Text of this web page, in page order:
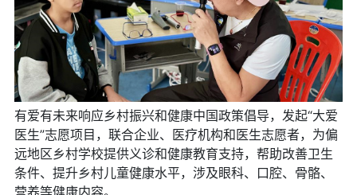
有爱有未来响应乡村振兴和健康中国政策倡导，发起“大爱
医生”志愿项目，联合企业、医疗机构和医生志愿者，为偏
远地区乡村学校提供义诊和健康教育支持，帮助改善卫生
条件、提升乡村儿童健康水平，涉及眼科、口腔、骨骼、
营养等健康内容。